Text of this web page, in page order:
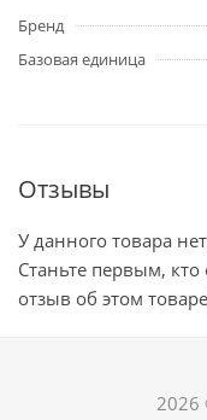
Бренд
Базовая единица
Отзывы
У данного товара
Станьте первым, кто
отзыв об этом
2026